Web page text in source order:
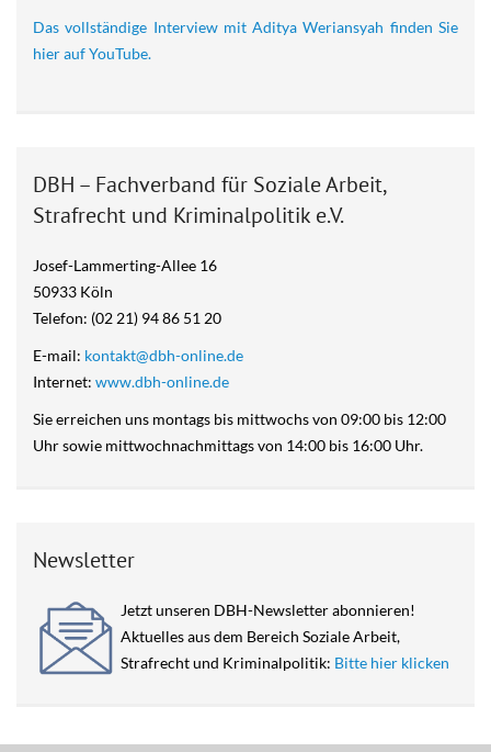
Das vollständige Interview mit Aditya Weriansyah finden Sie
hier auf YouTube.
DBH – Fachverband für Soziale Arbeit,
Strafrecht und Kriminalpolitik e.V.
Josef-Lammerting-Allee 16
50933 Köln
Telefon: (02 21) 94 86 51 20
E-mail: kontakt@dbh-online.de
Internet: www.dbh-online.de
Sie erreichen uns montags bis mittwochs von 09:00 bis 12:00
Uhr sowie mittwochnachmittags von 14:00 bis 16:00 Uhr.
Newsletter
Jetzt unseren DBH-Newsletter abonnieren!
Aktuelles aus dem Bereich Soziale Arbeit,
Strafrecht und Kriminalpolitik: Bitte hier klicken